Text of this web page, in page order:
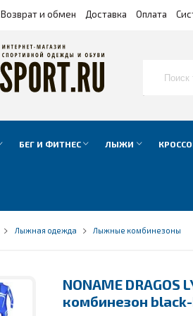
Возврат и обмен Доставка Оплата
БЕГ И ФИТНЕС ЛЫЖИ
Лыжная одежда Лыжные комбинезоны
NONAME
комбинезон